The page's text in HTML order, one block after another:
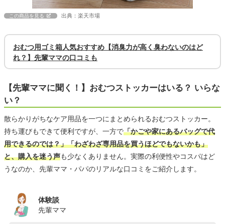
この商品を見る 出典：楽天市場
おむつ用ゴミ箱人気おすすめ【消臭力が高く臭わないのはど
れ？】先輩ママの口コミも
【先輩ママに聞く！】おむつストッカーはいる？ いらな
い？
散らかりがちなケア用品を一つにまとめられるおむつストッカー。
持ち運びもできて便利ですが、一方で「かごや家にあるバッグで代
用できるのでは？」「わざわざ専用品を買うほどでもないかも」
と、購入を迷う声も少なくありません。実際の利便性やコスパはど
うなのか、先輩ママ・パパのリアルな口コミをご紹介します。
体験談
先輩ママ